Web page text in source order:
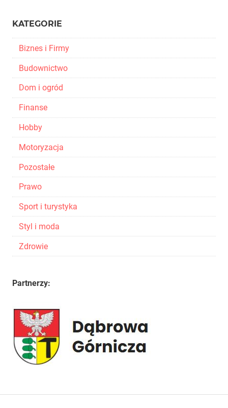
KATEGORIE
Biznes i Firmy
Budownictwo
Dom i ogród
Finanse
Hobby
Motoryzacja
Pozostałe
Prawo
Sport i turystyka
Styl i moda
Zdrowie
Partnerzy: